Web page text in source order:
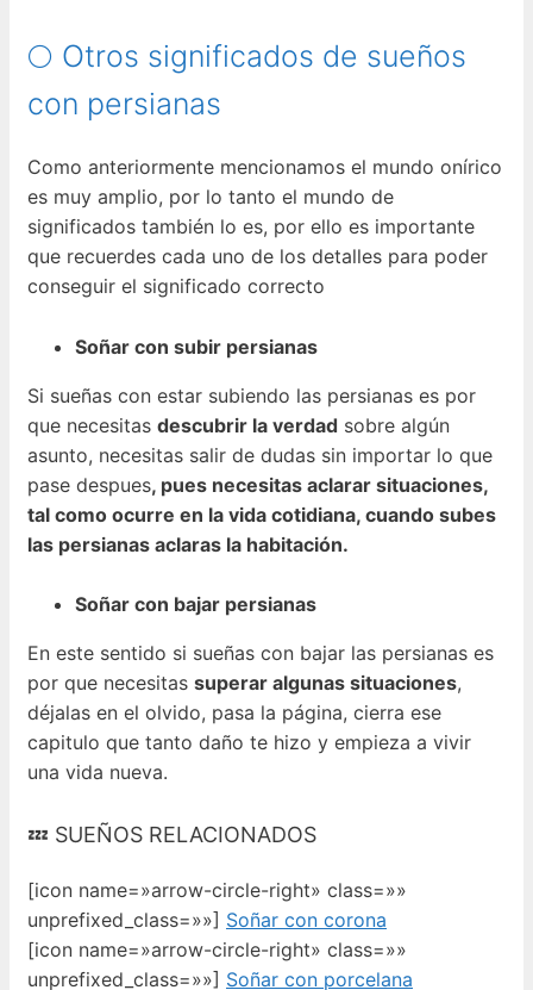
🌕 Otros significados de sueños
con persianas
Como anteriormente mencionamos el mundo onírico
es muy amplio, por lo tanto el mundo de
significados también lo es, por ello es importante
que recuerdes cada uno de los detalles para poder
conseguir el significado correcto
Soñar con subir persianas
Si sueñas con estar subiendo las persianas es por
que necesitas descubrir la verdad sobre algún
asunto, necesitas salir de dudas sin importar lo que
pase despues, pues necesitas aclarar situaciones,
tal como ocurre en la vida cotidiana, cuando subes
las persianas aclaras la habitación.
Soñar con bajar persianas
En este sentido si sueñas con bajar las persianas es
por que necesitas superar algunas situaciones,
déjalas en el olvido, pasa la página, cierra ese
capitulo que tanto daño te hizo y empieza a vivir
una vida nueva.
💤 SUEÑOS RELACIONADOS
[icon name=»arrow-circle-right» class=»»
unprefixed_class=»»] Soñar con corona
[icon name=»arrow-circle-right» class=»»
unprefixed_class=»»] Soñar con porcelana